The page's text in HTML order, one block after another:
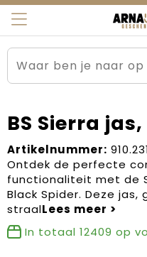
Relatiegeschenken
Sportkleding
Werkkleding
Kleding en textiel
Tassen
Beurs en
Carnaval
Dag van de Zorg
Kerstartikelen
Arnauld
MijnEigenKadootje
Ons team
Contact
Blogs
BS Sierra jas,
Artikelnummer:
Ontdek de perfecte
functionaliteit met de
Black Spider. Deze jas,
straal
In totaal 12409 op